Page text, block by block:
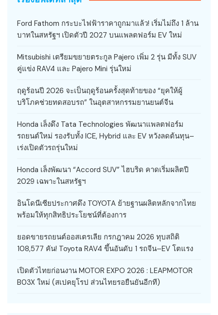
Ford Fathom กระบะไฟฟ้าราคาถูกมาแล้ว! เริ่มไม่ถึง 1 ล้าน
บาทในสหรัฐฯ เปิดตัวปี 2027 บนแพลตฟอร์ม EV ใหม่
Mitsubishi เตรียมขยายตระกูล Pajero เพิ่ม 2 รุ่น มีทั้ง SUV
คู่แข่ง RAV4 และ Pajero Mini รุ่นใหม่
ฤดูร้อนปี 2026 จะเป็นฤดูร้อนครั้งสุดท้ายของ “ยุคให้ผู้
บริโภคช่วยทดสอบรถ” ในอุตสาหกรรมยานยนต์จีน
Honda เล็งดึง Tata Technologies พัฒนาแพลตฟอร์ม
รถยนต์ใหม่ รองรับทั้ง ICE, Hybrid และ EV หวังลดต้นทุน–
เร่งเปิดตัวรถรุ่นใหม่
Honda เล็งพัฒนา “Accord SUV” ไฮบริด คาดเริ่มผลิตปี
2029 เฉพาะในสหรัฐฯ
อินโดนีเซียประกาศดึง TOYOTA ย้ายฐานผลิตหลักจากไทย
พร้อมให้ทุกสิทธิประโยชน์ที่ต้องการ
ยอดขายรถยนต์ออสเตรเลีย กรกฎาคม 2026 ทุบสถิติ
108,577 คัน! Toyota RAV4 ขึ้นอันดับ 1 รถจีน–EV โตแรง
เปิดตัวไทยก่อนงาน MOTOR EXPO 2026 : LEAPMOTOR
B03X ใหม่ (สเปคยุโรป ส่วนไทยรอยืนยันอีกที)